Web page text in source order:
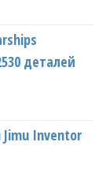
деталей
Inventor